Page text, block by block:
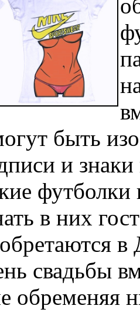
быть
и
в них
в
свадьбы
обременяя